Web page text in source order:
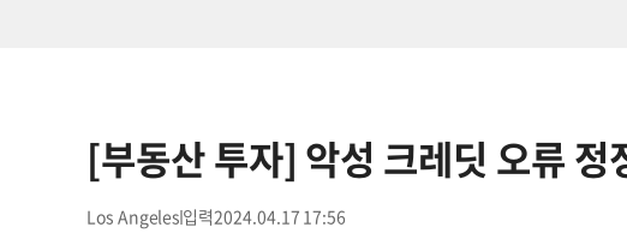
[부동산 투자] 악성 크레딧 오류 정
Los Angeles 2024.04.17 17:56